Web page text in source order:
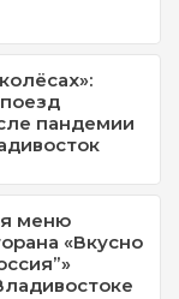
пандемии
меню
«Вкусно